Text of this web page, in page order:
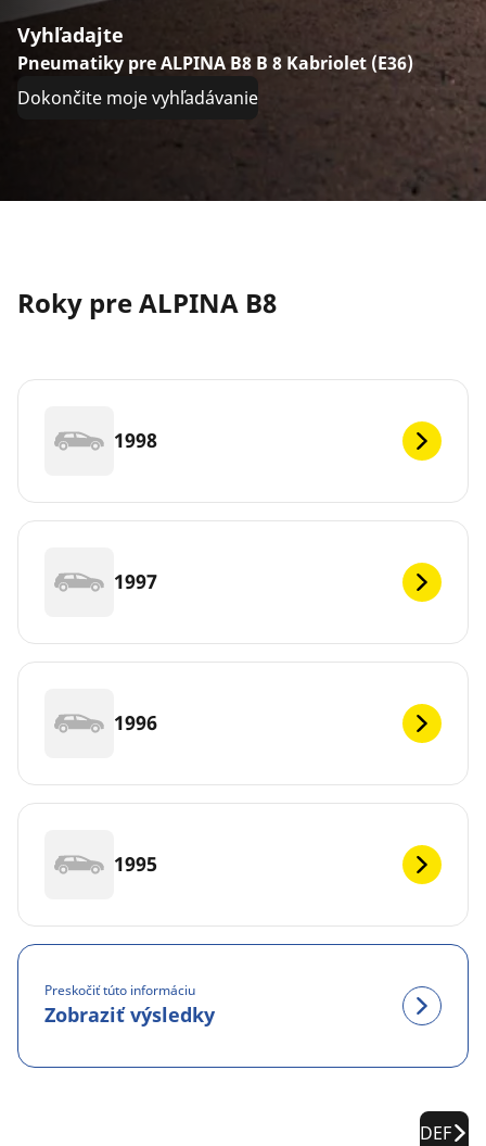
Vyhľadajte
Pneumatiky pre ALPINA B8 B 8 Kabriolet (E36)
Dokončite moje vyhľadávanie
Roky pre ALPINA B8
1998
1997
1996
1995
Preskočiť túto informáciu
Zobraziť výsledky
DEF